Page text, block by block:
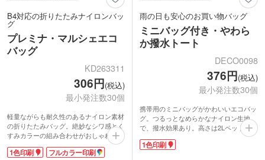
B4対応の折りたたみナイロンバッ
グ
プレミナ・マルシェエコ
バッグ
KD263311
306円(税込)
最小発注数30個
軽量ながらも耐久性のあるナイロン素材
の折りたたみバッグ。絶妙なシワ感とく
すみカラーの組み合わせがおしゃれな印
象です。サイズはB4対応。肩掛けがで
きるマルシェ型です。マチなしのフラッ
1色印刷 フルカラー印刷
雨の日も安心のお買い物バッグ
ミニバッグ付き・やわら
か撥水トート
DECO0098
376円(税込)
最小発注数30個
携帯用のミニバッグがかわいいエコバッ
グ。つるっとなめらかなナイロン生地
で、撥水効果あり。高さは2Lペットボト
ルが入るサイズです。底マチ付きで見た
目以上の収納力があります。持ち手が広
1色印刷